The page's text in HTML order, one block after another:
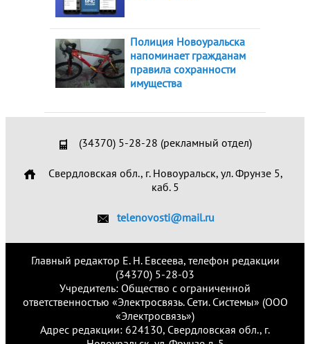
Полиция Новоуральска
напоминает гражданам
правила сохранности
имущества
(34370) 5-28-28 (рекламный отдел)
Свердловская обл., г. Новоуральск, ул. Фрунзе 5,
каб. 5
telenovosti@mail.ru
Главный редактор Е. Н. Евсеева, телефон редакции
(34370) 5-28-03
Учредитель: Общество с ограниченной
ответственностью «Электросвязь. Сети. Системы» (ООО
«Электросвязь»)
Адрес редакции: 624130, Свердловская обл., г.